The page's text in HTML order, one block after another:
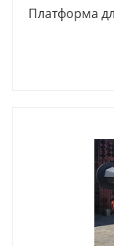
Платформа